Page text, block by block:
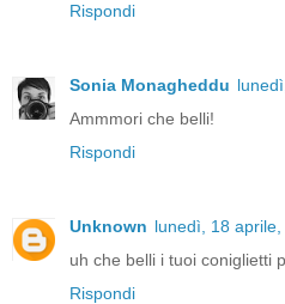
Rispondi
Sonia Monagheddu
Ammmori che belli!
Rispondi
Unknown lunedì, 18 aprile,
uh che belli i tuoi coniglietti
Rispondi